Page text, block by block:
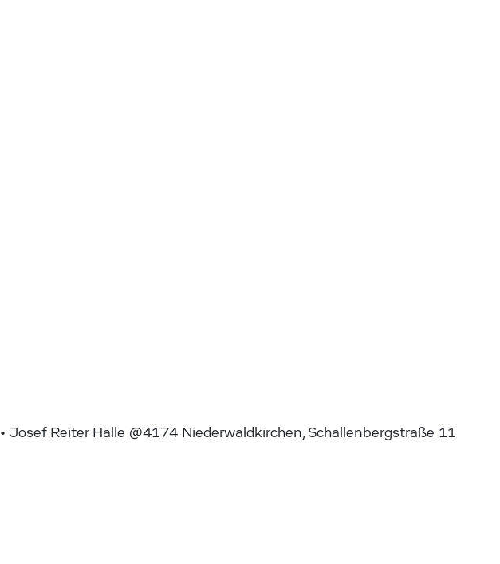
• Josef Reiter Halle @4174 Niederwaldkirchen, Schallenbergstraße 11